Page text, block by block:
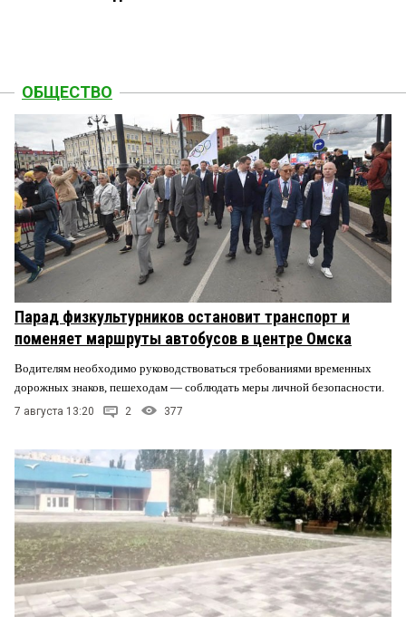
ОБЩЕСТВО
Парад физкультурников остановит транспорт и
поменяет маршруты автобусов в центре Омска
Водителям необходимо руководствоваться требованиями временных
дорожных знаков, пешеходам — соблюдать меры личной безопасности.
7 августа 13:20 2 377